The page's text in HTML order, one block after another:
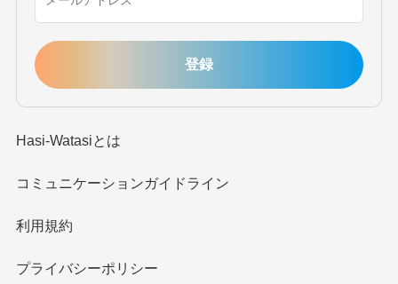
Hasi-Watasiとは
コミュニケーションガイドライン
利用規約
プライバシーポリシー